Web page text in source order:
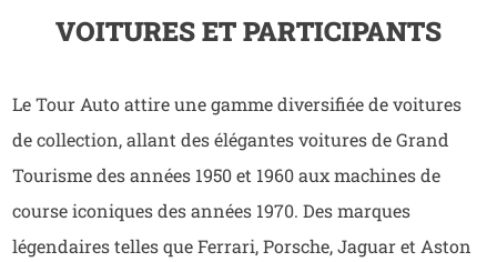
VOITURES ET PARTICIPANTS
Le Tour Auto attire une gamme diversifiée de voitures
de collection, allant des élégantes voitures de Grand
Tourisme des années 1950 et 1960 aux machines de
course iconiques des années 1970. Des marques
légendaires telles que Ferrari, Porsche, Jaguar et Aston